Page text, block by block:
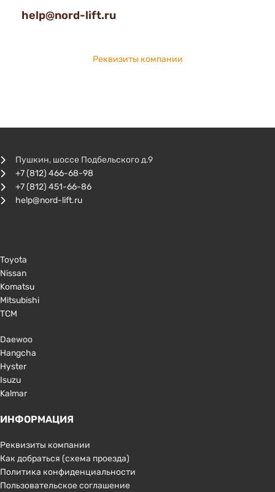
help@nord-lift.ru
Реквизиты компании
Пушкин, шоссе Подбельского д.9
+7 (812) 466-68-98
+7 (812) 451-66-86
help@nord-lift.ru
Toyota
Nissan
Komatsu
Mitsubishi
TCM
Daewoo
Hangcha
Hyster
Isuzu
Kalmar
ИНФОРМАЦИЯ
Реквизиты компании
Как добраться (схема проезда)
Политика конфиденциальности
Пользовательское соглашение